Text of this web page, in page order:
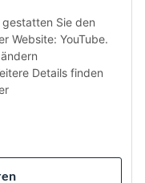
gestatten Sie den
Website: YouTube.
Details finden